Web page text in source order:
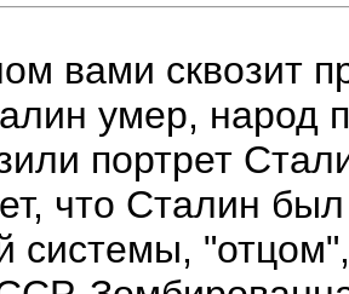
вами сквозит
умер, народ
портрет
что Сталин
системы,